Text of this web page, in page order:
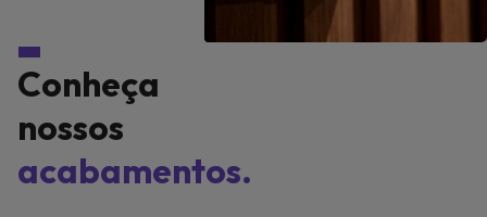
Conheça
nossos
acabamentos.